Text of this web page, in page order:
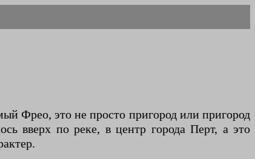
Фрео, это не просто пригород или пригород
вверх по реке, в центр города Перт, а это